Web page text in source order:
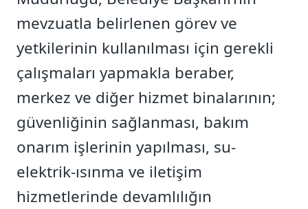
mevzuatla belirlenen görev ve
yetkilerinin kullanılması için gerekli
çalışmaları yapmakla beraber,
merkez ve diğer hizmet binalarının;
güvenliğinin sağlanması, bakım
onarım işlerinin yapılması, su-
elektrik-ısınma ve iletişim
hizmetlerinde devamlılığın